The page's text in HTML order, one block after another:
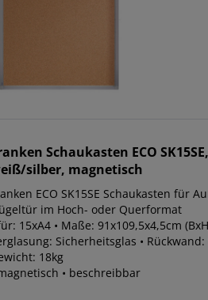
Schaukasten ECO
silber, magnetisch
ECO SK15SE Schaukasten für
im Hoch- oder Querformat
15xA4 • Maße: 91x109,5x4,5cm
Sicherheitsglas •
18kg
• beschreibbar